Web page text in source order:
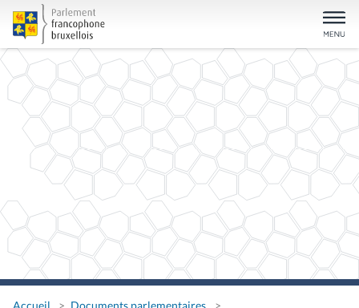
Accueil
Documents parlementaires